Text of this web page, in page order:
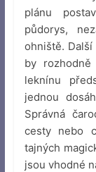
plánu
půdorys,
ohniště.
by
leknínu
jednou
Správná
cesty nebo
tajných
jsou vhodné